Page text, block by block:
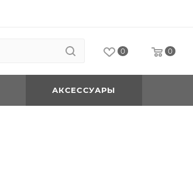
0 0
АКСЕССУАРЫ